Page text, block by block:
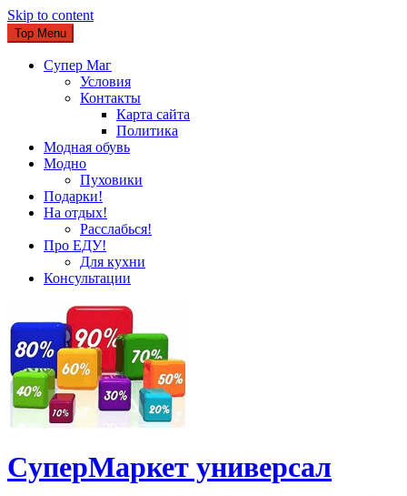
Skip to content
Top Menu
Супер Маг
Условия
Контакты
Карта сайта
Политика
Модная обувь
Модно
Пуховики
Подарки!
На отдых!
Расслабься!
Про ЕДУ!
Для кухни
Консультации
CуперМаркет универсал